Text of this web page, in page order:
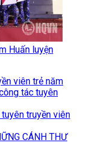
Huấn luyện
viên trẻ năm
tác tuyên
truyền viên
CÁNH THƯ